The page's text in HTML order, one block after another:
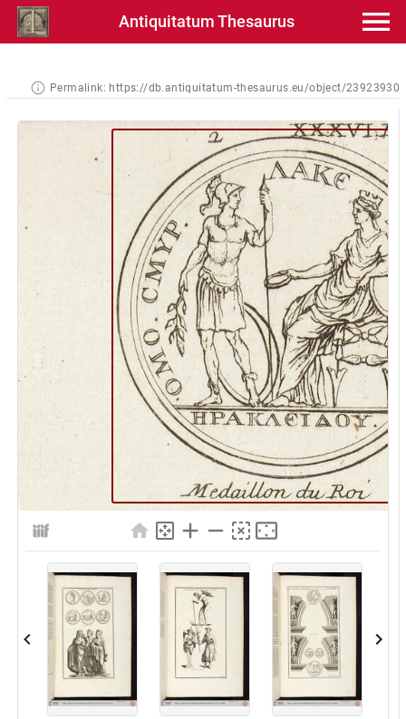
Antiquitatum Thesaurus
Permalink: https://db.antiquitatum-thesaurus.eu/object/23923930